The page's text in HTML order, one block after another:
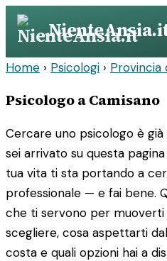
Vai
contenuto
Home › Psicologi › Provincia
Psicologo a Camisano
Cercare uno psicologo è
sei arrivato su questa
tua vita ti sta portando a
professionale — e fai bene.
che ti servono per muoverti
scegliere, cosa aspettarti
costa e quali opzioni hai a